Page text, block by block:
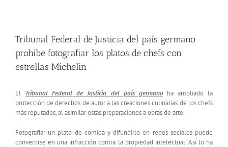
Image
Tribunal Federal de Justicia del país germano
prohibe fotografiar los platos de chefs con
estrellas Michelin
El Tribunal Federal de Justicia del país germanoha ampliado la
protección de derechos de autor a las creaciones culinarias de los chefs
más reputados, al asimilar estas preparaciones a obras de arte.
Fotografiar un plato de comida y difundirlo en redes sociales puede
convertirse en una infracción contra la propiedad intelectual. Así lo ha